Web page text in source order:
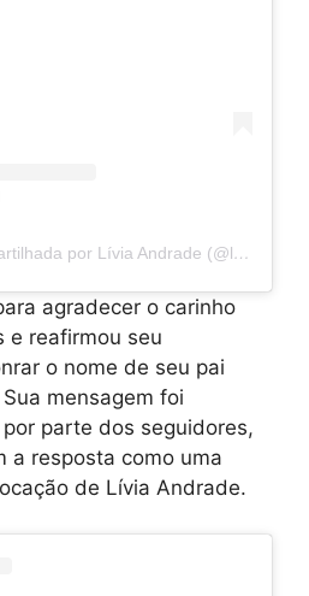
Uma publicação compartilhada por Lívia Andrade (@liviaandradereal)
agradecer o carinho
e reafirmou seu
o nome de seu pai
mensagem foi
parte dos seguidores,
a resposta como uma
de Lívia Andrade.